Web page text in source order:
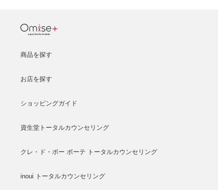
商品を探す
お店を探す
ショッピングガイド
資生堂トータルカウンセリング
クレ・ド・ポー ボーテ トータルカウンセリング
inoui トータルカウンセリング